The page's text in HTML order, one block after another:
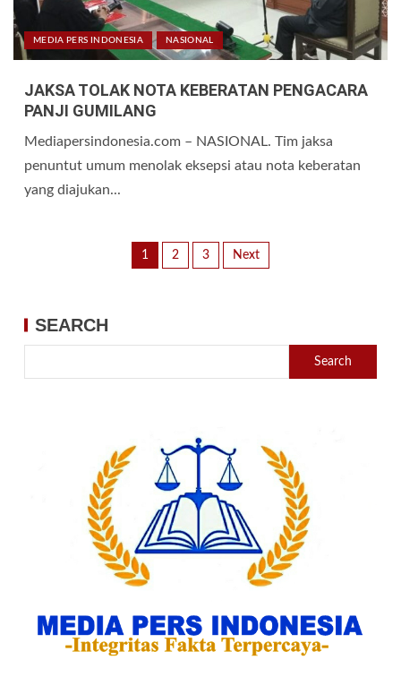
MEDIA PERS INDONESIA NASIONAL
JAKSA TOLAK NOTA KEBERATAN PENGACARA
PANJI GUMILANG
Mediapersindonesia.com – NASIONAL. Tim jaksa
penuntut umum menolak eksepsi atau nota keberatan
yang diajukan...
1 2 3 Next
SEARCH
Search